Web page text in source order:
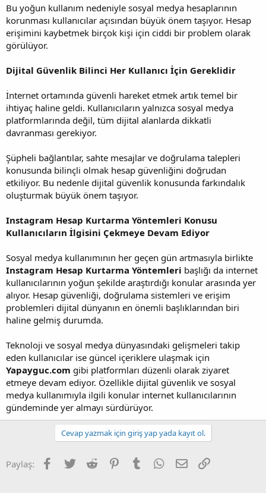
Bu yoğun kullanım nedeniyle sosyal medya hesaplarının
korunması kullanıcılar açısından büyük önem taşıyor. Hesap
erişimini kaybetmek birçok kişi için ciddi bir problem olarak
görülüyor.
Dijital Güvenlik Bilinci Her Kullanıcı İçin Gereklidir
İnternet ortamında güvenli hareket etmek artık temel bir
ihtiyaç haline geldi. Kullanıcıların yalnızca sosyal medya
platformlarında değil, tüm dijital alanlarda dikkatli
davranması gerekiyor.
Şüpheli bağlantılar, sahte mesajlar ve doğrulama talepleri
konusunda bilinçli olmak hesap güvenliğini doğrudan
etkiliyor. Bu nedenle dijital güvenlik konusunda farkındalık
oluşturmak büyük önem taşıyor.
Instagram Hesap Kurtarma Yöntemleri Konusu
Kullanıcıların İlgisini Çekmeye Devam Ediyor
Sosyal medya kullanımının her geçen gün artmasıyla birlikte
Instagram Hesap Kurtarma Yöntemleri başlığı da internet
kullanıcılarının yoğun şekilde araştırdığı konular arasında yer
alıyor. Hesap güvenliği, doğrulama sistemleri ve erişim
problemleri dijital dünyanın en önemli başlıklarından biri
haline gelmiş durumda.
Teknoloji ve sosyal medya dünyasındaki gelişmeleri takip
eden kullanıcılar ise güncel içeriklere ulaşmak için
Yapayguc.com gibi platformları düzenli olarak ziyaret
etmeye devam ediyor. Özellikle dijital güvenlik ve sosyal
medya kullanımıyla ilgili konular internet kullanıcılarının
gündeminde yer almayı sürdürüyor.
Cevap yazmak için giriş yap yada kayıt ol.
Paylaş: Facebook
Twitter Reddit PinterestTumblr WhatsApp
E-posta